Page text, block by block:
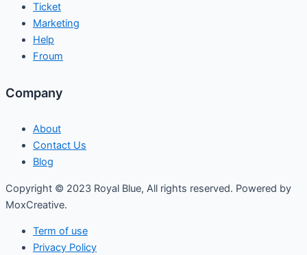
Ticket
Marketing
Help
Froum
Company
About
Contact Us
Blog
Copyright © 2023 Royal Blue, All rights reserved. Powered by
MoxCreative.
Term of use
Privacy Policy